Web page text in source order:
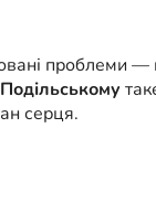
проблеми
серця.